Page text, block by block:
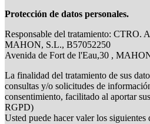
Protección de datos personales.
Responsable del tratamiento: CTRO.
MAHON, S.L., B57052250
Avenida de Fort de l'Eau,30 ,
La finalidad del tratamiento de sus
consultas y/o solicitudes de
consentimiento, facilitado al aportar
RGPD)
Usted puede hacer valer los siguientes